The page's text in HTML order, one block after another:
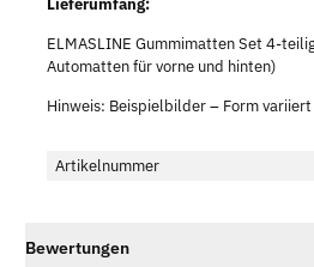
ELMASLINE Gummimatten Set 4-
Automatten für vorne und hinten)
Hinweis: Beispielbilder – Form
Artikelnummer
Bewertungen